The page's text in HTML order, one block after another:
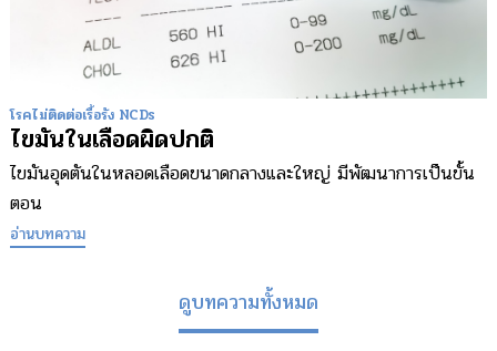
โรคไม่ติดต่อเรื้อรัง NCDs
ไขมันในเลือดผิดปกติ
ไขมันอุดตันในหลอดเลือดขนาดกลางและใหญ่ มีพัฒนาการเป็นขั้น
ตอน
อ่านบทความ
ดูบทความทั้งหมด